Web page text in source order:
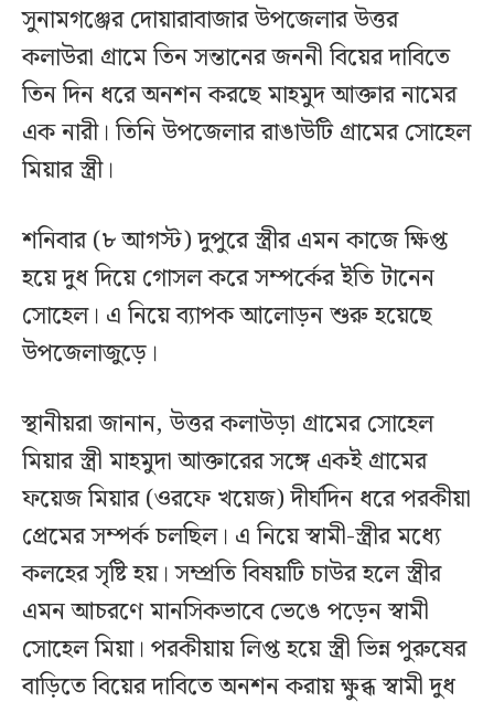
সুনামগঞ্জের দোয়ারাবাজার উপজেলার উত্তর
কলাউরা গ্রামে তিন সন্তানের জননী বিয়ের দাবিতে
তিন দিন ধরে অনশন করছে মাহমুদ আক্তার নামের
এক নারী। তিনি উপজেলার রাঙাউটি গ্রামের সোহেল
মিয়ার স্ত্রী।
শনিবার (৮ আগস্ট) দুপুরে স্ত্রীর এমন কাজে ক্ষিপ্ত
হয়ে দুধ দিয়ে গোসল করে সম্পর্কের ইতি টানেন
সোহেল। এ নিয়ে ব্যাপক আলোড়ন শুরু হয়েছে
উপজেলাজুড়ে।
স্থানীয়রা জানান, উত্তর কলাউড়া গ্রামের সোহেল
মিয়ার স্ত্রী মাহমুদা আক্তারের সঙ্গে একই গ্রামের
ফয়েজ মিয়ার (ওরফে খয়েজ) দীর্ঘদিন ধরে পরকীয়া
প্রেমের সম্পর্ক চলছিল। এ নিয়ে স্বামী-স্ত্রীর মধ্যে
কলহের সৃষ্টি হয়। সম্প্রতি বিষয়টি চাউর হলে স্ত্রীর
এমন আচরণে মানসিকভাবে ভেঙে পড়েন স্বামী
সোহেল মিয়া। পরকীয়ায় লিপ্ত হয়ে স্ত্রী ভিন্ন পুরুষের
বাড়িতে বিয়ের দাবিতে অনশন করায় ক্ষুব্ধ স্বামী দুধ